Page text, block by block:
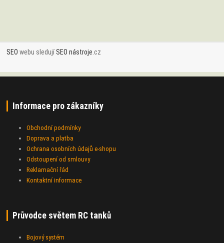
SEO webu sledujíSEO nástroje .cz
Informace pro zákazníky
Obchodní podmínky
Doprava a platba
Ochrana osobních údajů e-shopu
Odstoupení od smlouvy
Reklamační řád
Kontaktní informace
Průvodce světem RC tanků
Bojový systém